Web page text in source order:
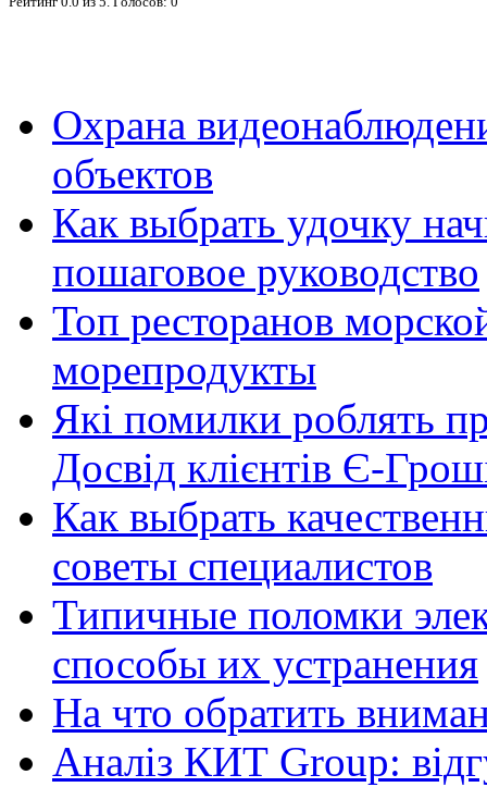
Охрана
объектов
Как выбрать удочку
пошаговое руководство
Топ ресторанов
морепродукты
Які помилки роблять
Досвід клієнтів Є-
Как выбрать
советы специалистов
Типичные поломки
способы их устранения
На что обратить
Аналіз КИТ Group: